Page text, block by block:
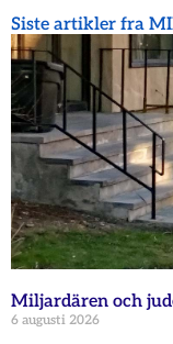
Siste artikler fra
Miljardären och
6 augusti 2026